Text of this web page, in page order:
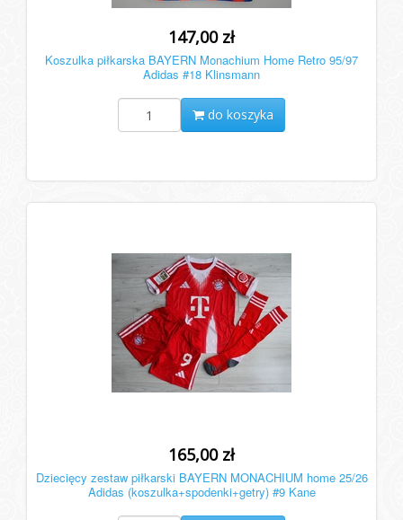
147,00 zł
Koszulka piłkarska BAYERN Monachium Home Retro 95/97
Adidas #18 Klinsmann
do koszyka
165,00 zł
Dziecięcy zestaw piłkarski BAYERN MONACHIUM home 25/26
Adidas (koszulka+spodenki+getry) #9 Kane